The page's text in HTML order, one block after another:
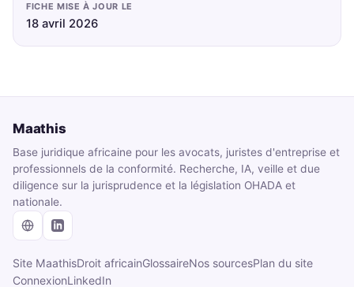
FICHE MISE À JOUR LE
18 avril 2026
Maathis
Base juridique africaine pour les avocats, juristes d'entreprise et
professionnels de la conformité. Recherche, IA, veille et due
diligence sur la jurisprudence et la législation OHADA et
nationale.
Site MaathisDroit africainGlossaireNos sourcesPlan du site
ConnexionLinkedIn